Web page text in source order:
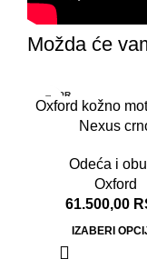
Možda će
RASPR
ODATO
Oxford kožno
Nexus
Odeća i
Oxford
61.500,00
IZABERI